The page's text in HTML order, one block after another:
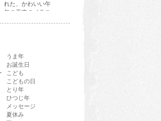
れた、かわいい午
年の干支のイラス
うま年
お誕生日
こども
こどもの日
とり年
ひつじ年
メッセージ
夏休み